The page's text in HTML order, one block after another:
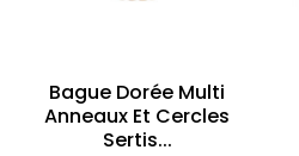
Bague Dorée Multi
Anneaux Et Cercles
Sertis...